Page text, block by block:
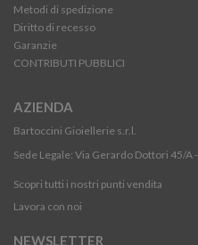
Metodi di spedizione
Diritto di recesso
Garanzie
CONTRIBUTI PUBBLICI
AZIENDA
Bartoccini Gioiellerie s.r.l.
Sede Legale: Via Gerardo Dottori 45/A
Scopri tutti i nostri punti vendita
Lavora con noi
NEWSLETTER